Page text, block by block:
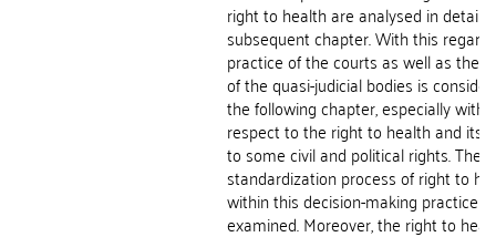
right to health are analysed in detail
subsequent chapter. With this
practice of the courts as well as the
of the quasi-judicial bodies is
the following chapter, especially with
respect to the right to health and its
to some civil and political rights. The
standardization process of right to
within this decision-making practice
examined. Moreover, the right to